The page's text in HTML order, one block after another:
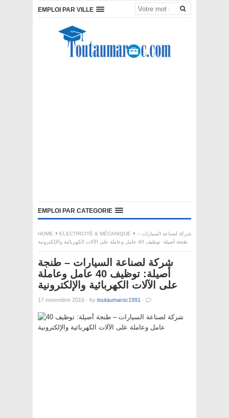
EMPLOI PAR VILLE
EMPLOI PAR CATEGORIE
HOME ELECTRICITÉ & MÉCANIQUE
شركة لصناعة السيارات –
طنجة أصيلة: توظيف 40 عامل وعاملة على الآلات الكهربائية والإلكترونية
شركة لصناعة السيارات – طنجة
أصيلة: توظيف 40 عامل وعاملة
على الآلات الكهربائية والإلكترونية
17 novembre 2016 · by toutaumaroc1991 ·